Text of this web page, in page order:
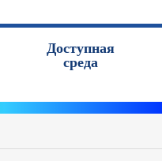
Доступная
среда